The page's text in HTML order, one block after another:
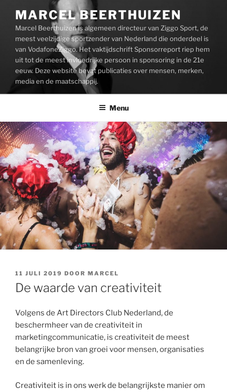
inhoud
MARCEL BEERTHUIZEN
Marcel Beerthuizen is algemeen directeur van Ziggo Sport, de
meest veelzijdige sportzender van Nederland die onderdeel is
van VodafoneZiggo. Het vaktijdschrift Sponsorreport riep hem
uit tot de meest invloedrijke persoon in sponsoring in de 21e
eeuw. Deze website bevat publicaties over mensen, merken,
media en de maatschappij.
Menu
GEPLAATST
OP
11 JULI 2019 DOOR MARCEL
De waarde van creativiteit
Volgens de Art Directors Club Nederland, de
beschermheer van de creativiteit in
marketingcommunicatie, is creativiteit de meest
belangrijke bron van groei voor mensen, organisaties
en de samenleving.
Creativiteit is in ons werk de belangrijkste manier om